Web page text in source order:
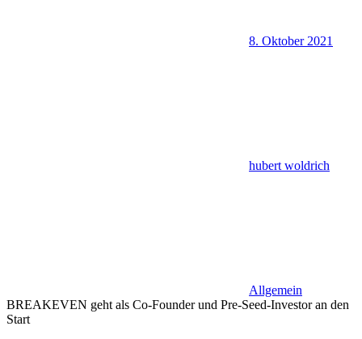
8. Oktober 2021
hubert woldrich
Allgemein
BREAKEVEN geht als Co-Founder und Pre-Seed-Investor an den
Start